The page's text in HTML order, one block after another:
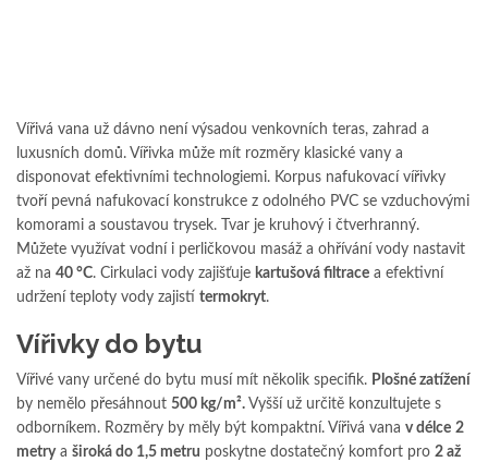
Vířivá vana už dávno není výsadou venkovních teras, zahrad a
luxusních domů. Vířivka může mít rozměry klasické vany a
disponovat efektivními technologiemi. Korpus nafukovací vířivky
tvoří pevná nafukovací konstrukce z odolného PVC se vzduchovými
komorami a soustavou trysek. Tvar je kruhový i čtverhranný.
Můžete využívat vodní i perličkovou masáž a ohřívání vody nastavit
až na 40 °C. Cirkulaci vody zajišťuje kartušová filtrace a efektivní
udržení teploty vody zajistí termokryt.
Vířivky do bytu
Vířivé vany určené do bytu musí mít několik specifik. Plošné zatížení
by nemělo přesáhnout 500 kg/m². Vyšší už určitě konzultujete s
odborníkem. Rozměry by měly být kompaktní. Vířivá vana v délce 2
metrya široká do 1,5 metru poskytne dostatečný komfort pro 2 až